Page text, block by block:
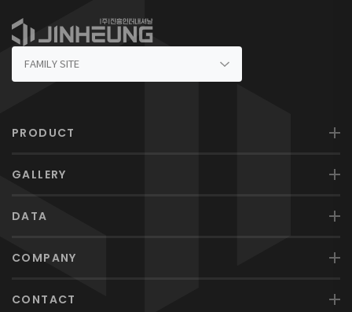
PRODUCT
GALLERY
DATA
COMPANY
CONTACT